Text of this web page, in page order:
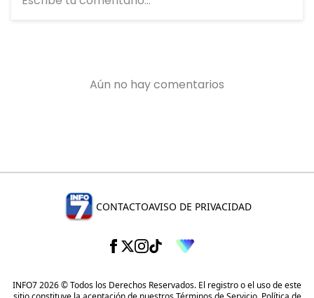
CONTACTOAVISO DE PRIVACIDAD
INFO7 2026 © Todos los Derechos Reservados. El registro o el uso de este